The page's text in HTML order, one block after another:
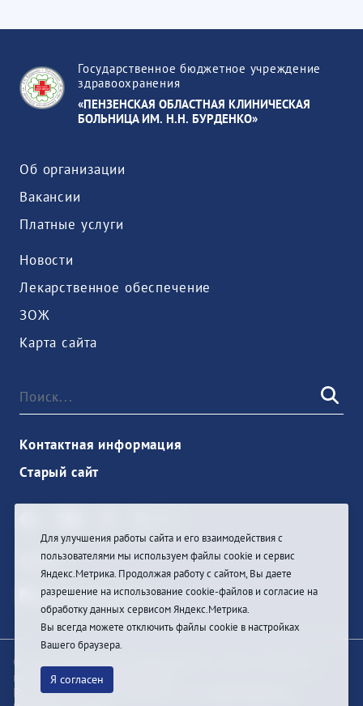
Государственное бюджетное учреждение
здравоохранения
«ПЕНЗЕНСКАЯ ОБЛАСТНАЯ КЛИНИЧЕСКАЯ
БОЛЬНИЦА ИМ. Н.Н. БУРДЕНКО»
Об организации
Вакансии
Платные услуги
Новости
Лекарственное обеспечение
ЗОЖ
Карта сайта
Контактная информация
Старый сайт
Войти
© При цитировании информации с сайта ссылка на
первоисточник обязательна
Разработка и техподдержка сайта
Для улучшения работы сайта и его взаимодействия с
пользователями мы используем файлы cookie и сервис
Яндекс.Метрика. Продолжая работу с сайтом, Вы даете
разрешение на использование cookie-файлов и согласие на
обработку данных сервисом Яндекс.Метрика.
Вы всегда можете отключить файлы cookie в настройках
Вашего браузера.
Я согласен